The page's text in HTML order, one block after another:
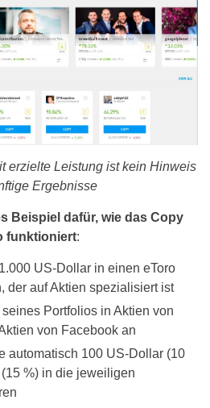
erzielte Leistung ist kein Hinweis
Ergebnisse
Beispiel dafür, wie das Copy
funktioniert:
US-Dollar in einen eToro
der auf Aktien spezialisiert ist
Portfolios in Aktien von
von Facebook an
automatisch 100 US-Dollar (10
%) in die jeweiligen